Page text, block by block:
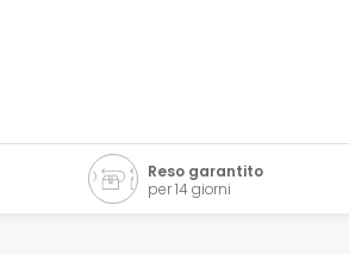
Reso garantito
per 14 giorni